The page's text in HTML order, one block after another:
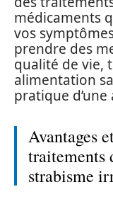
médicaments
vos
prendre des
qualité de vie,
alimentation
pratique
Avantages
traitements
strabisme